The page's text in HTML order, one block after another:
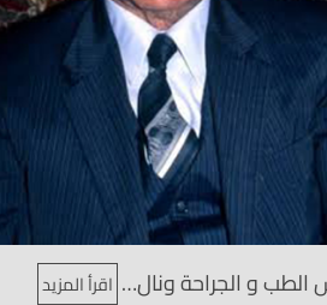
و الجراحة ونال… اقرأ المزيد